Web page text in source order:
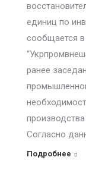
единиц по
сообщается
ранее
Согласно
Подробнее